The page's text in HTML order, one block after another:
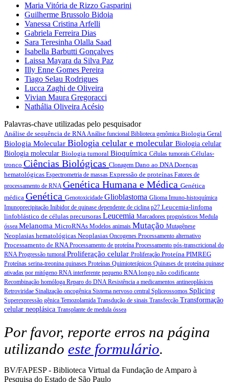
Maria Vitória de Rizzo Gasparini
Guilherme Brussolo Bidoia
Vanessa Cristina Arfelli
Gabriela Ferreira Dias
Sara Teresinha Olalla Saad
Isabella Barbutti Gonçalves
Laissa Mayara da Silva Paz
Illy Enne Gomes Pereira
Tiago Selau Rodrigues
Lucca Zaghi de Oliveira
Vivian Maura Gregoracci
Nathália Oliveira Acésio
Palavras-chave utilizadas pelo pesquisador
Análise de sequência de RNA Análise funcional Biblioteca genômica Biologia Geral
Biologia Molecular Biologia celular e molecular Biologia celular
Biologia molecular Biologia tumoral Bioquímica Células tumorais Células-
tronco Ciências Biológicas Clonagem Dano ao DNA Doenças
hematológicas Espectrometria de massas Expressão de proteínas Fatores de
processamento de RNA Genética Humana e Médica Genética
médica Genética Genotoxicidade Glioblastoma Glioma Imuno-histoquímica
Imunoprecipitação Inibidor de quinase dependente de ciclina p27 Leucemia-linfoma
linfoblástico de células precursoras Leucemia Marcadores prognósticos Medula
óssea Melanoma MicroRNAs Modelos animais Mutação Mutagênese
Neoplasias hematológicas Neoplasias Oncogenes Processamento alternativo
Processamento de RNA Processamento de proteína Processamento pós-transcricional do
RNA Progressão tumoral Proliferação celular Proliferação Proteína PIMREG
Proteínas serina-treonina quinases Proteínas Quimioterápicos Quinases de proteína quinase
ativadas por mitógeno RNA interferente pequeno RNA longo não codificante
Recombinação homóloga Reparo do DNA Resistência a medicamentos antineoplásicos
Retroviridae Sinalização oncogênica Sistema nervoso central Spliceossomos Splicing
Superexpressão gênica Temozolamida Transdução de sinais Transfecção Transformação
celular neoplásica Transplante de medula óssea
Por favor, reporte erros na página
utilizando este formulário.
BV/FAPESP - Biblioteca Virtual da Fundação de Amparo à
Pesquisa do Estado de São Paulo